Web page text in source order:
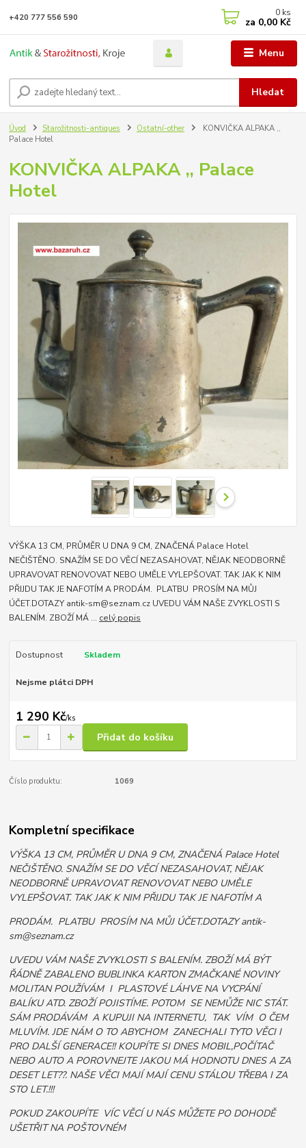
Menu
Hledat
+420 777 556 590 0 ks
za 0,00 Kč
Úvod Starožitnosti-antiques Ostatní-other
KONVIČKA ALPAKA ,,
Palace Hotel
KONVIČKA ALPAKA ,, Palace
Hotel
VÝŠKA 13 CM, PRŮMĚR U DNA 9 CM, ZNAČENÁ Palace Hotel
NEČIŠTĚNO. SNAŽÍM SE DO VĚCÍ NEZASAHOVAT, NĚJAK NEODBORNĚ
UPRAVOVAT RENOVOVAT NEBO UMĚLE VYLEPŠOVAT. TAK JAK K NIM
PŘIJDU TAK JE NAFOTÍM A PRODÁM. PLATBU PROSÍM NA MŮJ
ÚČET.DOTAZY antik-sm@seznam.cz UVEDU VÁM NAŠE ZVYKLOSTI S
BALENÍM. ZBOŽÍ MÁ ... celý popis
Dostupnost Skladem
Nejsme plátci DPH
1 290 Kč/ks
Přidat do košíku
Číslo produktu: 1069
Kompletní specifikace
VÝŠKA 13 CM, PRŮMĚR U DNA 9 CM, ZNAČENÁ Palace Hotel
NEČIŠTĚNO. SNAŽÍM SE DO VĚCÍ NEZASAHOVAT, NĚJAK
NEODBORNĚ UPRAVOVAT RENOVOVAT NEBO UMĚLE
VYLEPŠOVAT. TAK JAK K NIM PŘIJDU TAK JE NAFOTÍM A
PRODÁM. PLATBU PROSÍM NA MŮJ ÚČET.DOTAZY antik-
sm@seznam.cz
UVEDU VÁM NAŠE ZVYKLOSTI S BALENÍM. ZBOŽÍ MÁ BÝT
ŘÁDNĚ ZABALENO BUBLINKA KARTON ZMAČKANÉ NOVINY
MOLITAN POUŽÍVÁM I PLASTOVÉ LÁHVE NA VYCPÁNÍ
BALÍKU ATD. ZBOŽÍ POJISTÍME. POTOM SE NEMŮŽE NIC STÁT.
SÁM PRODÁVÁM A KUPUJI NA INTERNETU, TAK VÍM O ČEM
MLUVÍM. JDE NÁM O TO ABYCHOM ZANECHALI TYTO VĚCI I
PRO DALŠÍ GENERACE!! KOUPÍTE SI DNES MOBIL,POČÍTAČ
NEBO AUTO A POROVNEJTE JAKOU MÁ HODNOTU DNES A ZA
DESET LET??. NAŠE VĚCI MAJÍ MAJÍ CENU STÁLOU TŘEBA I ZA
STO LET.!!!
POKUD ZAKOUPÍTE VÍC VĚCÍ U NÁS MŮŽETE PO DOHODĚ
UŠETŘIT NA POŠTOVNÉM